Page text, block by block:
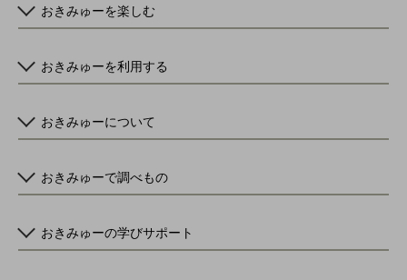
おきみゅーを楽しむ
おきみゅーを利用する
おきみゅーについて
おきみゅーで調べもの
おきみゅーの学びサポート